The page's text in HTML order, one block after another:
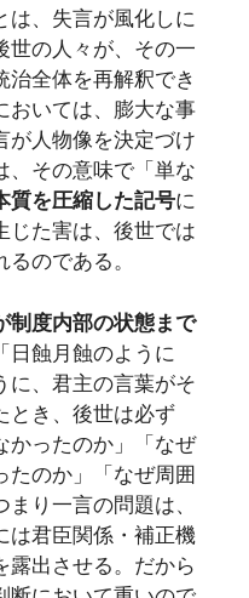
は、失言が風化しに
世の人々が、その一
治全体を再解釈でき
おいては、膨大な事
が人物像を決定づけ
、その意味で「単な
質を圧縮した記号に
じた害は、後世では
のである。
制度内部の状態まで
日蝕月蝕のように
に、君主の言葉がそ
とき、後世は必ず
かったのか」「なぜ
たのか」「なぜ周囲
り一言の問題は、
は君臣関係・補正機
露出させる。だから